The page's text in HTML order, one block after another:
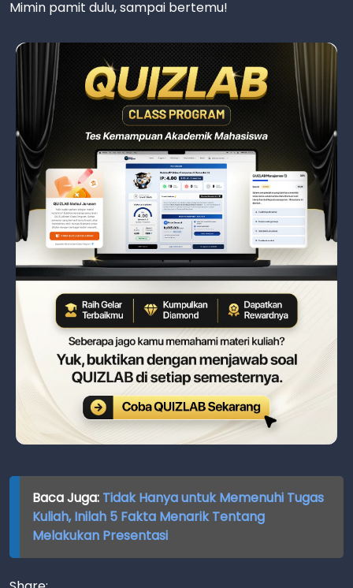
Mimin pamit dulu, sampai bertemu!
Baca Juga: Tidak Hanya untuk Memenuhi Tugas
Kuliah, Inilah 5 Fakta Menarik Tentang
Melakukan Presentasi